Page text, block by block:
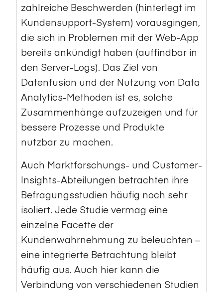
zahlreiche Beschwerden (hinterlegt im
Kundensupport-System) vorausgingen,
die sich in Problemen mit der Web-App
bereits ankündigt haben (auffindbar in
den Server-Logs). Das Ziel von
Datenfusion und der Nutzung von Data
Analytics-Methoden ist es, solche
Zusammenhänge aufzuzeigen und für
bessere Prozesse und Produkte
nutzbar zu machen.
Auch Marktforschungs- und Customer-
Insights-Abteilungen betrachten ihre
Befragungsstudien häufig noch sehr
isoliert. Jede Studie vermag eine
einzelne Facette der
Kundenwahrnehmung zu beleuchten –
eine integrierte Betrachtung bleibt
häufig aus. Auch hier kann die
Verbindung von verschiedenen Studien